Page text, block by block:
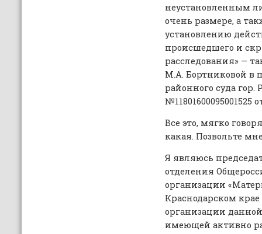
неустановленным
очень размере, а
установлению
происшедшего и
расследования» —
М.А. Бортниковой в
районного суда гор.
№11801600095001525
Все это, мягко
какая. Позвольте
Я являюсь
отделения
организации
Краснодарском крае
организации
имеющей активно